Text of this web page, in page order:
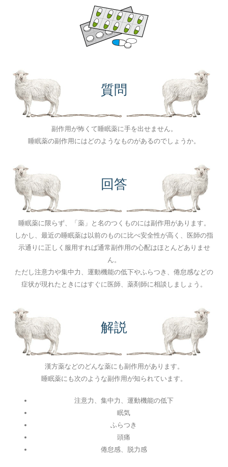
質問
副作用が怖くて睡眠薬に手を出せません。
睡眠薬の副作用にはどのようなものがあるのでしょうか。
回答
睡眠薬に限らず、「薬」と名のつくものには副作用があります。
しかし、最近の睡眠薬は以前のものに比べ安全性が高く、医師の指
示通りに正しく服用すれば通常副作用の心配はほとんどありませ
ん。
ただし注意力や集中力、運動機能の低下やふらつき、倦怠感などの
症状が現れたときにはすぐに医師、薬剤師に相談しましょう。
解説
漢方薬などのどんな薬にも副作用があります。
睡眠薬にも次のような副作用が知られています。
注意力、集中力、運動機能の低下
眠気
ふらつき
頭痛
倦怠感、脱力感